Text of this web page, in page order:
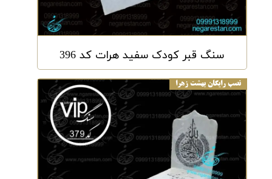
سنگ قبر کودک سفید هرات کد 396
نصب رایگان بهشت زهرا